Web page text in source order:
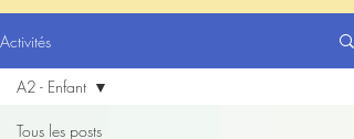
Activités
Tous les posts
A2 - Enfant